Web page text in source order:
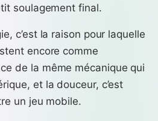
soulagement final.
c’est la raison pour laquelle
encore comme
de la même mécanique qui
et la douceur, c’est
un jeu mobile.